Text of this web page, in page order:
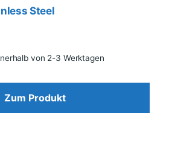
Steel
von 2-3 Werktagen
Zum Produkt